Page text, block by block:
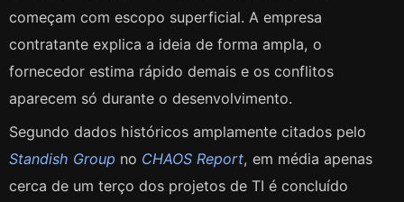
começam com escopo superficial. A empresa
contratante explica a ideia de forma ampla, o
fornecedor estima rápido demais e os conflitos
aparecem só durante o desenvolvimento.
Segundo dados históricos amplamente citados pelo
Standish Group no CHAOS Report, em média apenas
cerca de um terço dos projetos de TI é concluído